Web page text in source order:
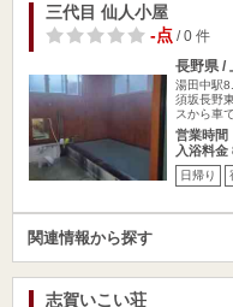
三代目 仙人小屋
-点/ 0 件
長野県 /
湯田中駅
須坂長野
スから車
営業時間
入浴料金
日帰り
関連情報から探す
志賀いこい荘